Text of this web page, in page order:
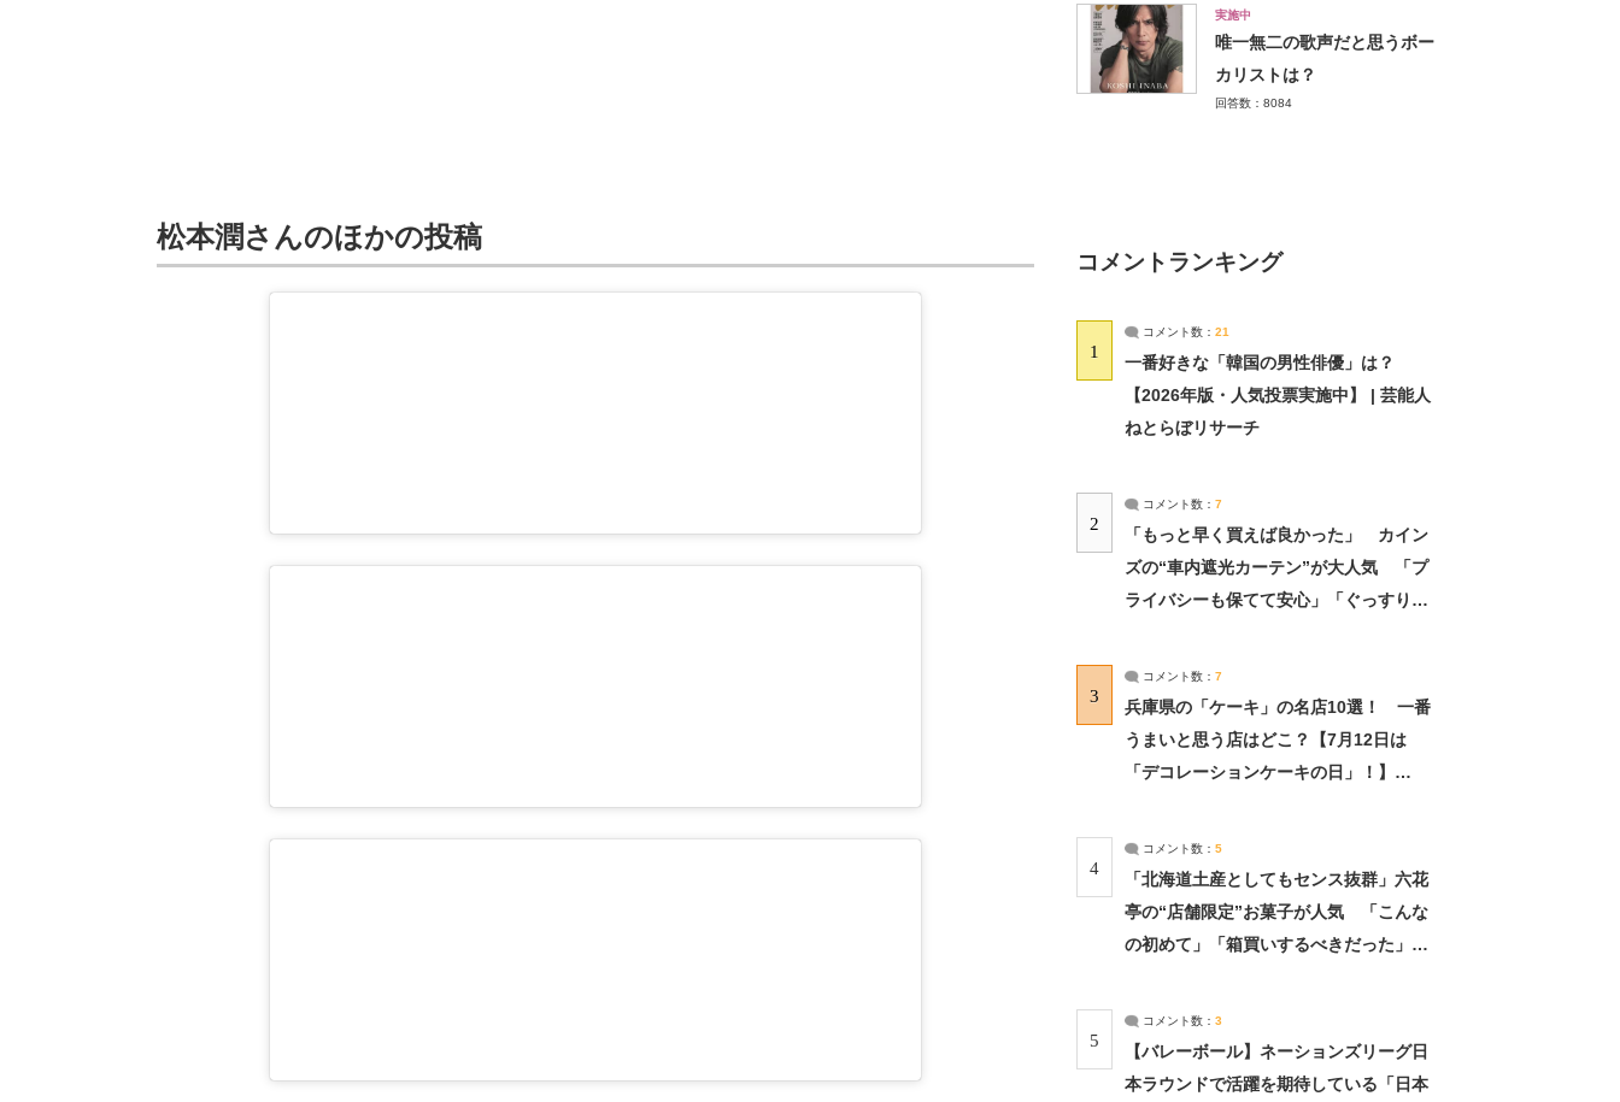
松本潤さんのほかの投稿
実施中
唯一無二の歌声だと思うボー
カリストは？
回答数：8084
コメントランキング
1
コメント数： 21
一番好きな「韓国の男性俳優」は？
【2026年版・人気投票実施中】 | 芸能人
ねとらぼリサーチ
2
コメント数： 7
「もっと早く買えば良かった」 カイン
ズの“車内遮光カーテン”が大人気 「プ
ライバシーも保てて安心」「ぐっすり眠
3
コメント数： 7
兵庫県の「ケーキ」の名店10選！ 一番
うまいと思う店はどこ？【7月12日は
「デコレーションケーキの日」！】
4
コメント数： 5
「北海道土産としてもセンス抜群」六花
亭の“店舗限定”お菓子が人気 「こんな
の初めて」「箱買いするべきだった」
5
コメント数： 3
【バレーボール】ネーションズリーグ日
本ラウンドで活躍を期待している「日本